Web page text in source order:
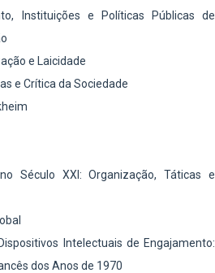
Instituições e Políticas Públicas de
e Laicidade
e Crítica da Sociedade
Século XXI: Organização, Táticas e
Intelectuais de Engajamento:
dos Anos de 1970